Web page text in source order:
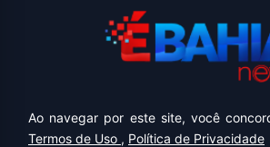
Ao navegar por este site, você
Termos de Uso , Política de Privacidade